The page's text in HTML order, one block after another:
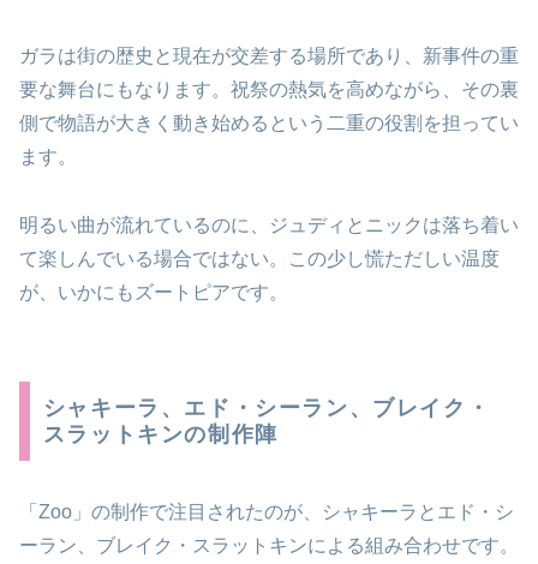
ガラは街の歴史と現在が交差する場所であり、新事件の重
要な舞台にもなります。祝祭の熱気を高めながら、その裏
側で物語が大きく動き始めるという二重の役割を担ってい
ます。
明るい曲が流れているのに、ジュディとニックは落ち着い
て楽しんでいる場合ではない。この少し慌ただしい温度
が、いかにもズートピアです。
シャキーラ、エド・シーラン、ブレイク・
スラットキンの制作陣
「Zoo」の制作で注目されたのが、シャキーラとエド・シ
ーラン、ブレイク・スラットキンによる組み合わせです。